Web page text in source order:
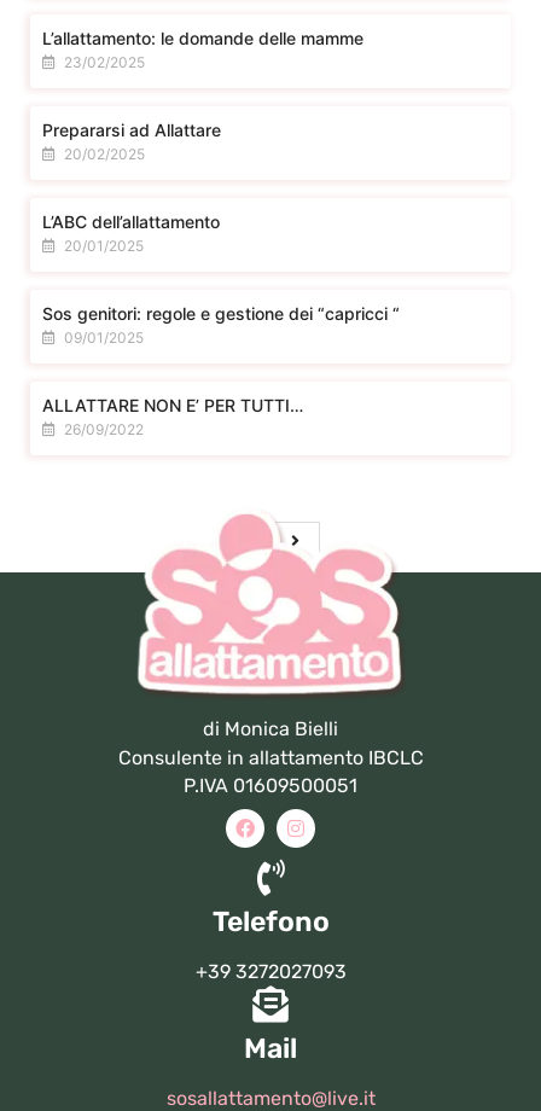
L’allattamento: le domande delle mamme
23/02/2025
Prepararsi ad Allattare
20/02/2025
L’ABC dell’allattamento
20/01/2025
Sos genitori: regole e gestione dei “capricci “
09/01/2025
ALLATTARE NON E’ PER TUTTI…
26/09/2022
di Monica Bielli
Consulente in allattamento IBCLC
P.IVA 01609500051
Telefono
+39 3272027093
Mail
sosallattamento@live.it